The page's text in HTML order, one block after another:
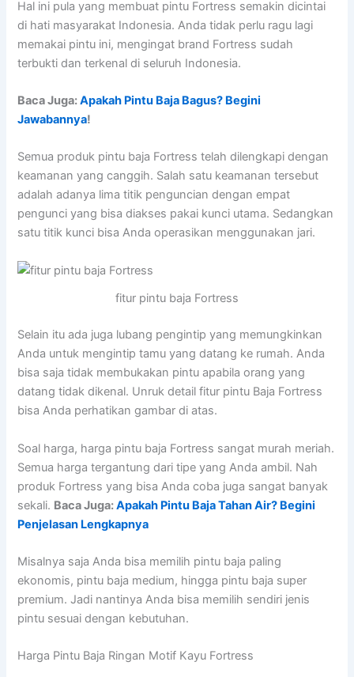
Hal ini pula yang membuat pintu Fortress semakin dicintai
di hati masyarakat Indonesia. Anda tidak perlu ragu lagi
memakai pintu ini, mengingat brand Fortress sudah
terbukti dan terkenal di seluruh Indonesia.
Baca Juga:Apakah Pintu Baja Bagus? Begini
Jawabannya!
Semua produk pintu baja Fortress telah dilengkapi dengan
keamanan yang canggih. Salah satu keamanan tersebut
adalah adanya lima titik penguncian dengan empat
pengunci yang bisa diakses pakai kunci utama. Sedangkan
satu titik kunci bisa Anda operasikan menggunakan jari.
fitur pintu baja Fortress
Selain itu ada juga lubang pengintip yang memungkinkan
Anda untuk mengintip tamu yang datang ke rumah. Anda
bisa saja tidak membukakan pintu apabila orang yang
datang tidak dikenal. Unruk detail fitur pintu Baja Fortress
bisa Anda perhatikan gambar di atas.
Soal harga, harga pintu baja Fortress sangat murah meriah.
Semua harga tergantung dari tipe yang Anda ambil. Nah
produk Fortress yang bisa Anda coba juga sangat banyak
sekali. Baca Juga:Apakah Pintu Baja Tahan Air? Begini
Penjelasan Lengkapnya
Misalnya saja Anda bisa memilih pintu baja paling
ekonomis, pintu baja medium, hingga pintu baja super
premium. Jadi nantinya Anda bisa memilih sendiri jenis
pintu sesuai dengan kebutuhan.
Harga Pintu Baja Ringan Motif Kayu Fortress